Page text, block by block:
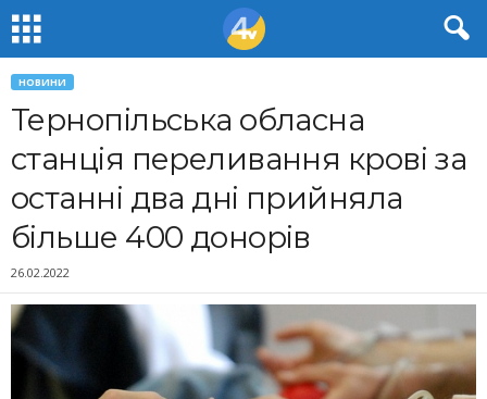
НОВИНИ
Тернопільська обласна
станція переливання крові за
останні два дні прийняла
більше 400 донорів
26.02.2022